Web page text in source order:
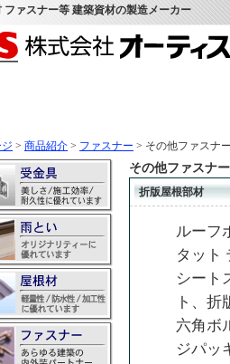
ファスナー等 建築資材の製造メーカー
> 商品紹介 > ファスナー > その他ファスナ
その他ファスナ
折版屋根部材
ルーフ
タット
シート
ト、折
六角ボ
ジパッ